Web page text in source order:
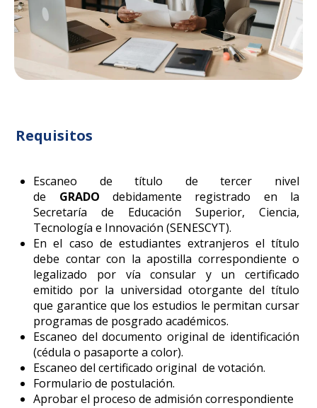
Requisitos
Escaneo de título de tercer nivel
de GRADO debidamente registrado en la
Secretaría de Educación Superior, Ciencia,
Tecnología e Innovación (SENESCYT).
En el caso de estudiantes extranjeros el título
debe contar con la apostilla correspondiente o
legalizado por vía consular y un certificado
emitido por la universidad otorgante del título
que garantice que los estudios le permitan cursar
programas de posgrado académicos.
Escaneo del documento original de identificación
(cédula o pasaporte a color).
Escaneo del certificado original de votación.
Formulario de postulación.
Aprobar el proceso de admisión correspondiente